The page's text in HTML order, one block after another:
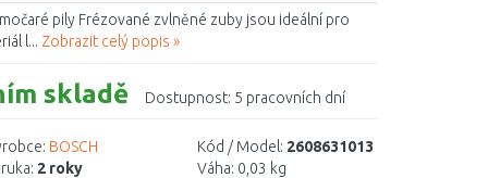
pily Frézované zvlněné zuby jsou ideální pro
l... Zobrazit celý popis »
skladě Dostupnost: 5 pracovních dní
BOSCH
2 roky
Kód / Model: 2608631013
Váha: 0,03 kg